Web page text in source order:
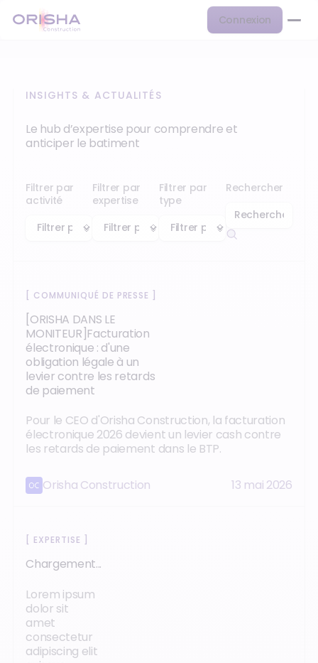
Connexion
INSIGHTS & ACTUALITÉS
Le hub d’expertise pour comprendre et
anticiper le batiment
Filtrer par
activité
Filtrer par
expertise
Filtrer par
type
Rechercher
COMMUNIQUÉ DE PRESSE
[ORISHA DANS LE
MONITEUR]Facturation
électronique : d'une
obligation légale à un
levier contre les retards
de paiement
Pour le CEO d'Orisha Construction, la facturation
électronique 2026 devient un levier cash contre
les retards de paiement dans le BTP.
Orisha Construction 13 mai 2026
EXPERTISE
Chargement...
Lorem ipsum
dolor sit
amet
consectetur
adipiscing elit